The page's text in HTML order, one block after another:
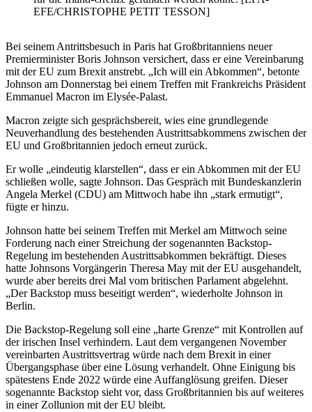
EFE/CHRISTOPHE PETIT TESSON]
Bei seinem Antrittsbesuch in Paris hat Großbritanniens neuer
Premierminister Boris Johnson versichert, dass er eine Vereinbarung
mit der EU zum Brexit anstrebt. „Ich will ein Abkommen“, betonte
Johnson am Donnerstag bei einem Treffen mit Frankreichs Präsident
Emmanuel Macron im Elysée-Palast.
Macron zeigte sich gesprächsbereit, wies eine grundlegende
Neuverhandlung des bestehenden Austrittsabkommens zwischen der
EU und Großbritannien jedoch erneut zurück.
Er wolle „eindeutig klarstellen“, dass er ein Abkommen mit der EU
schließen wolle, sagte Johnson. Das Gespräch mit Bundeskanzlerin
Angela Merkel (CDU) am Mittwoch habe ihn „stark ermutigt“,
fügte er hinzu.
Johnson hatte bei seinem Treffen mit Merkel am Mittwoch seine
Forderung nach einer Streichung der sogenannten Backstop-
Regelung im bestehenden Austrittsabkommen bekräftigt. Dieses
hatte Johnsons Vorgängerin Theresa May mit der EU ausgehandelt,
wurde aber bereits drei Mal vom britischen Parlament abgelehnt.
„Der Backstop muss beseitigt werden“, wiederholte Johnson in
Berlin.
Die Backstop-Regelung soll eine „harte Grenze“ mit Kontrollen auf
der irischen Insel verhindern. Laut dem vergangenen November
vereinbarten Austrittsvertrag würde nach dem Brexit in einer
Übergangsphase über eine Lösung verhandelt. Ohne Einigung bis
spätestens Ende 2022 würde eine Auffanglösung greifen. Dieser
sogenannte Backstop sieht vor, dass Großbritannien bis auf weiteres
in einer Zollunion mit der EU bleibt.